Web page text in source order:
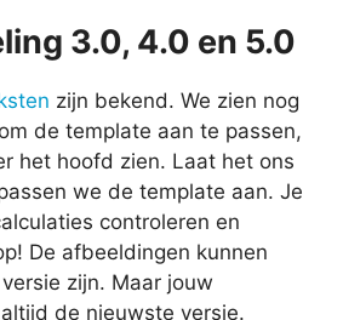
3.0, 4.0 en 5.0
zijn bekend. We zien nog
de template aan te passen,
het hoofd zien. Laat het ons
we de template aan. Je
controleren en
De afbeeldingen kunnen
zijn. Maar jouw
de nieuwste versie.